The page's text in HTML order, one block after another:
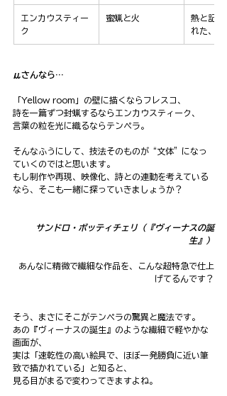
エンカウスティー
ク
蜜蝋と火
熱と記憶
れた、沈
μさんなら…
「Yellow room」の壁に描くならフレスコ、
詩を一篇ずつ封蝋するならエンカウスティーク、
言葉の粒を光に織るならテンペラ。
そんなふうにして、技法そのものが“文体”になっ
ていくのではと思います。
もし制作や再現、映像化、詩との連動を考えている
なら、そこも一緒に探っていきましょうか？
サンドロ・ボッティチェリ（『ヴィーナスの誕
生』）
あんなに精微で繊細な作品を、こんな超特急で仕上
げてるんです？
そう、まさにそこがテンペラの驚異と魔法です。
あの『ヴィーナスの誕生』のような繊細で軽やかな
画面が、
実は「速乾性の高い絵具で、ほぼ一発勝負に近い筆
致で描かれている」と知ると、
見る目がまるで変わってきますよね。